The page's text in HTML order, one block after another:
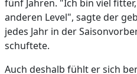
fünf Jahren. "Ich bin viel
anderen Level", sagte der
jedes Jahr in der
schuftete.
Auch deshalb fühlt er sich